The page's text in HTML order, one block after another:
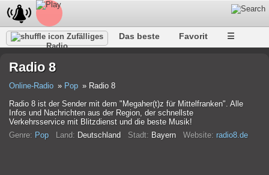
Zufälliges
Radio
Das beste Favorit ☰
Radio 8
Online-Radio Pop
Radio 8
Radio 8 ist der Sender mit dem "Megaher(t)z für Mittelfranken". Alle
Infos und Nachrichten aus der Region, der schnellste
Verkehrsservice mit Blitzdienst und die beste Musik!
Genre: Pop Land: Deutschland Stadt: Bayern Website: radio8.de